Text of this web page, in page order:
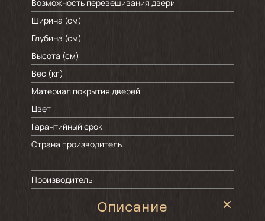
Возможность перевешивания двери
Ширина (см)
Глубина (см)
Высота (см)
Вес (кг)
Материал покрытия дверей
Цвет
Гарантийный срок
Страна производитель
Производитель
Описание